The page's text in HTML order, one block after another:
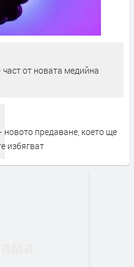
част от новата медийна
новото предаване, което ще
избягват